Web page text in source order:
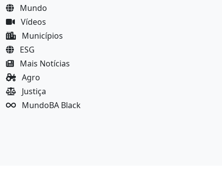
Mundo
Vídeos
Municípios
ESG
Mais Notícias
Agro
Justiça
MundoBA Black